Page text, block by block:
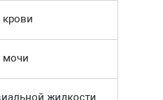
мочи
жидкости